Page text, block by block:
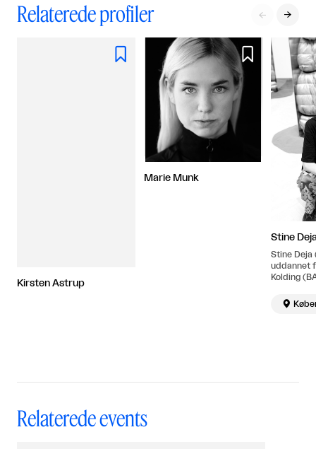
Relaterede profiler  

Kirsten Astrup

Marie Munk
Stine
Stine Deja
uddannet
Kolding
(MA,
arbejder i

Relaterede events